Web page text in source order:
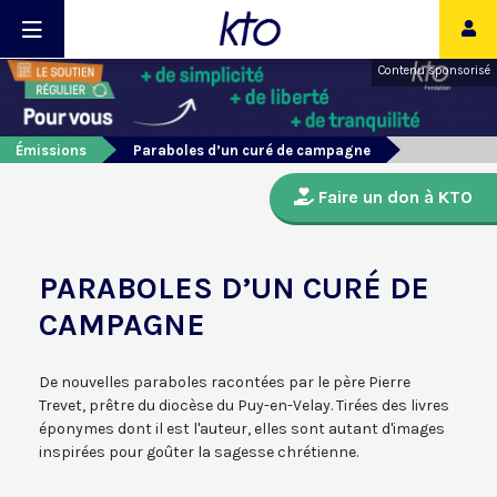
Contenu sponsorisé
Émissions Paraboles d’un curé de campagne
Faire un don à KTO
PARABOLES D’UN CURÉ DE
CAMPAGNE
De nouvelles paraboles racontées par le père Pierre
Trevet, prêtre du diocèse du Puy-en-Velay. Tirées des livres
éponymes dont il est l'auteur, elles sont autant d'images
inspirées pour goûter la sagesse chrétienne.